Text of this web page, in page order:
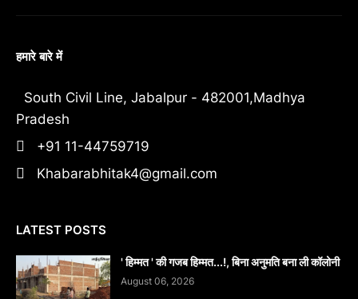
हमारे बारे में
South Civil Line, Jabalpur - 482001,Madhya
Pradesh
+91 11-44759719
Khabarabhitak4@gmail.com
LATEST POSTS
' हिम्मत ' की गजब हिम्मत...!, बिना अनुमति बना ली कॉलोनी
August 06, 2026